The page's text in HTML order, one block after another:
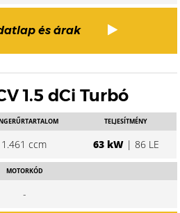
és árak
1.5 dCi Turbó
1.461 ccm
TELJESÍTMÉNY
63 kW| 86 LE
MOTORKÓD
-